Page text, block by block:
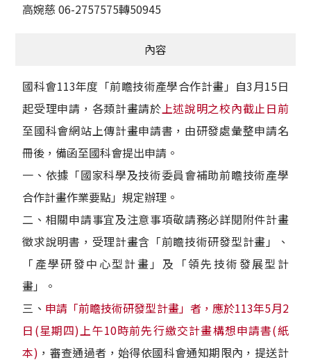
高婉慈 06-2757575轉50945
內容
國科會113年度「前瞻技術產學合作計畫」自3月15日
起受理申請，各類計畫請於上述說明之校內截止日前
至國科會網站上傳計畫申請書，由研發處彙整申請名
冊後，備函至國科會提出申請。
一、依據「國家科學及技術委員會補助前瞻技術產學
合作計畫作業要點」規定辦理。
二、相關申請事宜及注意事項敬請務必詳閱附件計畫
徵求說明書，受理計畫含「前瞻技術研發型計畫」、
「產學研發中心型計畫」及「領先技術發展型計
畫」。
三、 申請「前瞻技術研發型計畫」者，應於113年5月2
日(星期四)上午10時前先行繳交計畫構想申請書(紙
本) ，審查通過者，始得依國科會通知期限內，提送計